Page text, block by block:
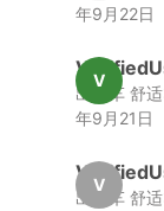
年9月22日
V
出租车 舒
年9月21日
V
出租车 舒